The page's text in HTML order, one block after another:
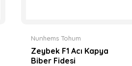
Nunhems Tohum
Zeybek F1 Acı Kapya
Biber Fidesi